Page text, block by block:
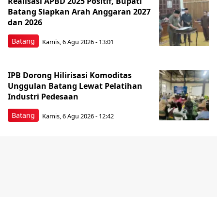
Batang
Batang Siapkan Arah Anggaran 2027
dan 2026
Kamis, 6 Agu 2026 - 13:01
Batang
IPB Dorong Hilirisasi Komoditas
Unggulan Batang Lewat Pelatihan
Industri Pedesaan
Kamis, 6 Agu 2026 - 12:42